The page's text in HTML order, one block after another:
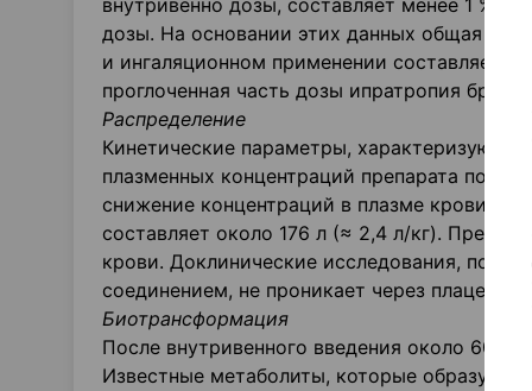
внутривенно дозы, составляет менее 1 %
дозы. На основании этих данных общая
и ингаляционном применении составляет 2
проглоченная часть дозы ипратропия
Распределение
Кинетические параметры,
плазменных концентраций препарата после
снижение концентраций в плазме крови.
составляет около 176 л (≈ 2,4 л/кг).
крови. Доклинические исследования,
соединением, не проникает через плаценту
Биотрансформация
После внутривенного введения около 6096
Известные метаболиты, которые